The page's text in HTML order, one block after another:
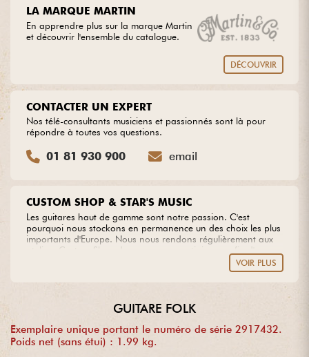
Packs
Voir nos marques
LA MARQUE MARTIN
En apprendre plus sur la marque Martin
et découvrir l'ensemble du catalogue.
DÉCOUVRIR
CUSTOM SHOP & STAR'S MUSIC
Les guitares haut de gamme sont notre passion. C'est
pourquoi nous stockons en permanence un des choix les plus
importants d'Europe. Nous nous rendons régulièrement aux
ateliers Custom Shop des marques prestigieuses afin d'y
sélectionner les plus belles pièces de bois disponibles, à partir
desquelles nous créons nos propres modèles. Vous rêvez
d'une guitare hors du commun ? Confiez-nous votre projet en
VOIR PLUS
CONTACTER UN EXPERT
Nos télé-consultants musiciens et passionnés sont là pour
répondre à toutes vos questions.
01 81 930 900 email
GUITARE FOLK
Exemplaire unique portant le numéro de série 2917432.
Poids net (sans étui) : 1.99 kg.